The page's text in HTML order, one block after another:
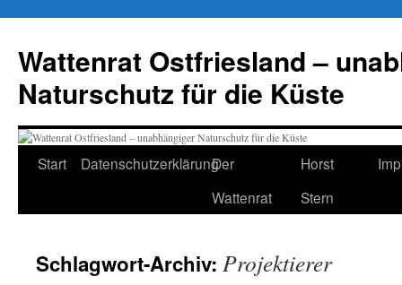
springen
Wattenrat Ostfriesland –
Naturschutz für die Küste
Start DatenschutzerklärungDer
Wattenrat
Horst
Stern
Schlagwort-Archiv: Projektierer